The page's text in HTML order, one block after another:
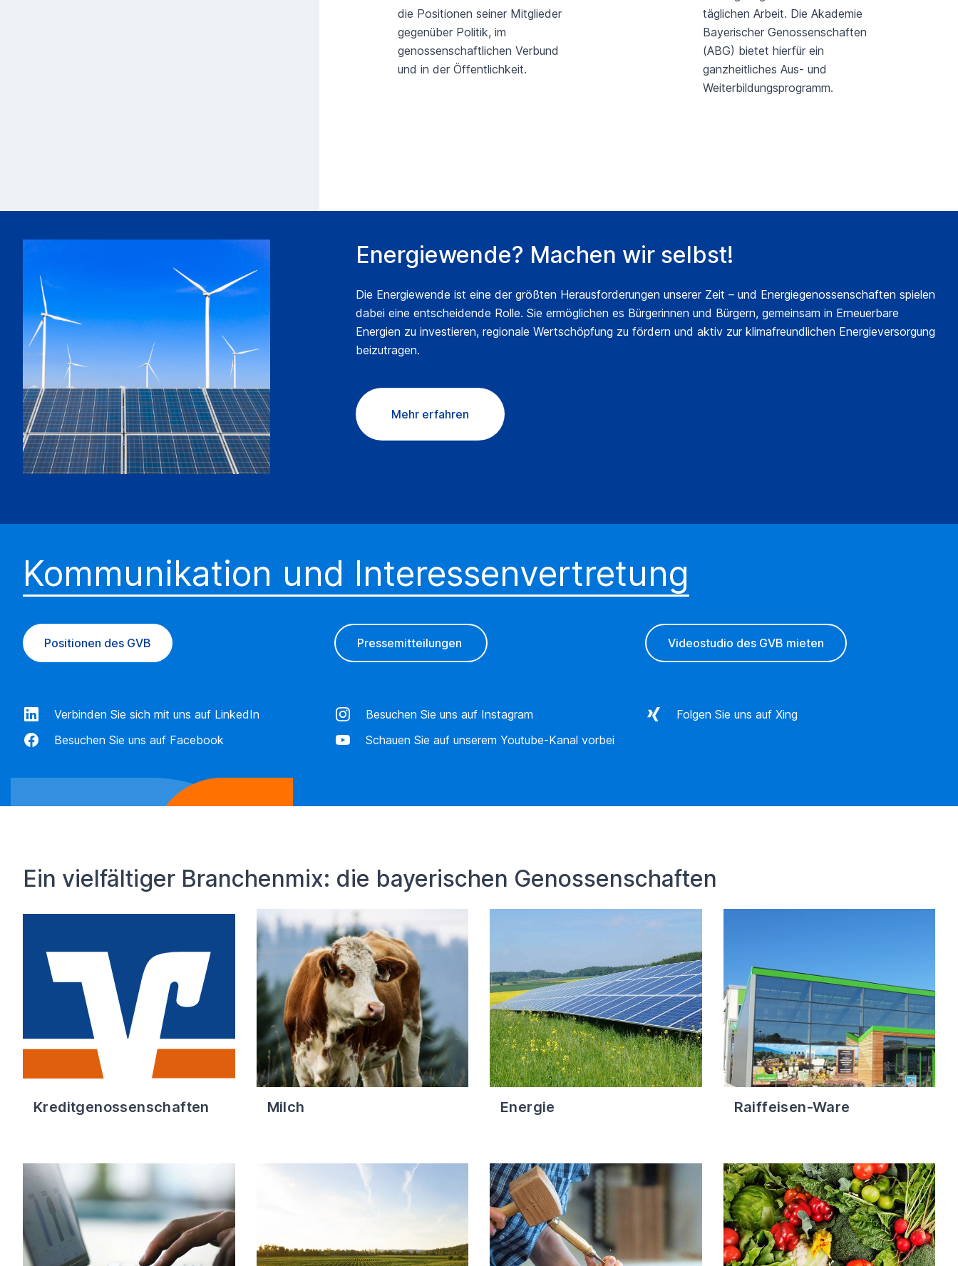
die Positionen seiner Mitglieder
gegenüber Politik, im
genossenschaftlichen Verbund
und in der Öffentlichkeit.
täglichen Arbeit. Die Akademie
Bayerischer Genossenschaften
(ABG) bietet hierfür ein
ganzheitliches Aus- und
Weiterbildungsprogramm.
Energiewende? Machen wir selbst!
Die Energiewende ist eine der größten Herausforderungen unserer Zeit – und Energiegenossenschaften spielen
dabei eine entscheidende Rolle. Sie ermöglichen es Bürgerinnen und Bürgern, gemeinsam in Erneuerbare
Energien zu investieren, regionale Wertschöpfung zu fördern und aktiv zur klimafreundlichen Energieversorgung
beizutragen.
Mehr erfahren
Kommunikation und Interessenvertretung
Positionen des GVB Pressemitteilungen Videostudio des GVB mieten
Verbinden Sie sich mit uns auf LinkedIn
Besuchen Sie uns auf Facebook
Besuchen Sie uns auf Instagram
Schauen Sie auf unserem Youtube-Kanal vorbei
Folgen Sie uns auf Xing
Ein vielfältiger Branchenmix: die bayerischen Genossenschaften
Kreditgenossenschaften Milch Energie Raiffeisen-Ware